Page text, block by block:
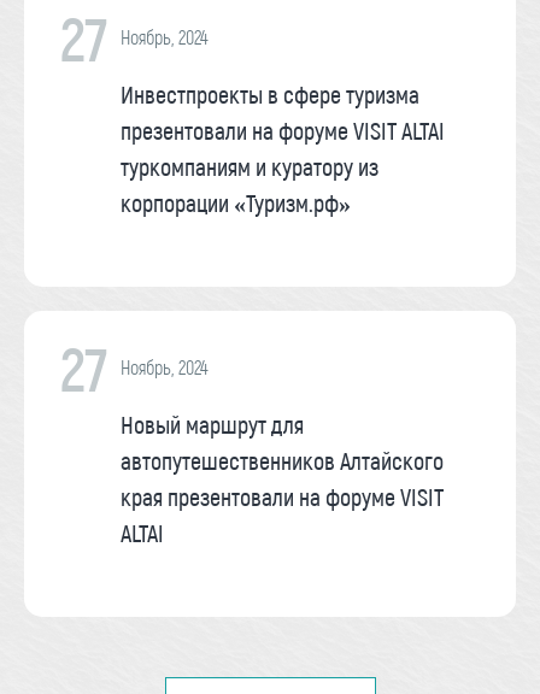
27 Ноябрь, 2024
Инвестпроекты в сфере туризма
презентовали на форуме VISIT ALTAI
туркомпаниям и куратору из
корпорации «Туризм.рф»
27 Ноябрь, 2024
Новый маршрут для
автопутешественников Алтайского
края презентовали на форуме VISIT
ALTAI